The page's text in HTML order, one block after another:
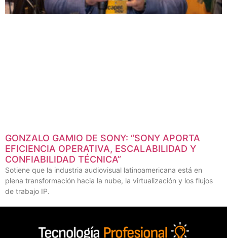
GONZALO GAMIO DE SONY: “SONY APORTA
EFICIENCIA OPERATIVA, ESCALABILIDAD Y
CONFIABILIDAD TÉCNICA”
Sotiene que la industria audiovisual latinoamericana está en
plena transformación hacia la nube, la virtualización y los flujos
de trabajo IP.